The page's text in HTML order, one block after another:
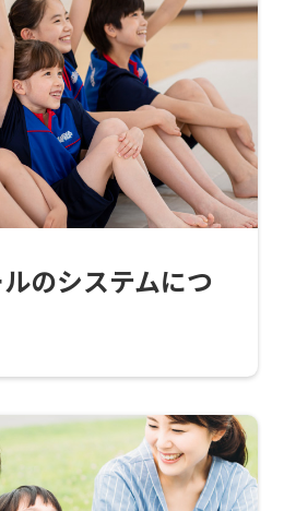
のシステムにつ
to
the
top
page.
However,
if
you
use
an
the
Japanese